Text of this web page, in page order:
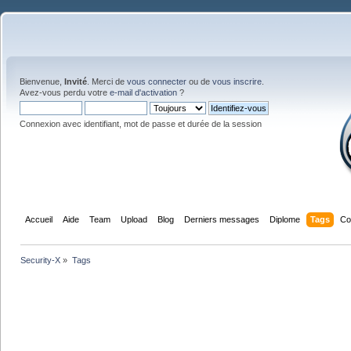
Bienvenue, Invité . Merci de vous connecter ou de vous inscrire
Avez-vous perdu votre e-mail d'activation ?
Connexion avec identifiant, mot de passe et durée de la session
Accueil Aide Team Upload Blog Derniers messages Diplome Tags
Security-X » Tags